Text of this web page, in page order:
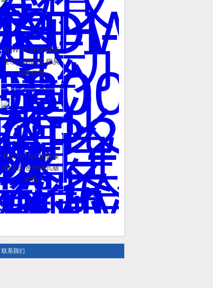
KDWSC-8000煤炭
全水分测定仪 煤炭
分析仪器
CP250*360化验煤
的仪器 密封锤式破
碎机
联系我们